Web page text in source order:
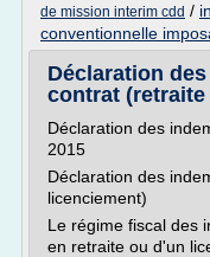
de mission interim cdd /
conventionnelle
Déclaration
contrat (retraite
Déclaration des
2015
Déclaration des
licenciement)
Le régime fiscal des
en retraite ou d'un